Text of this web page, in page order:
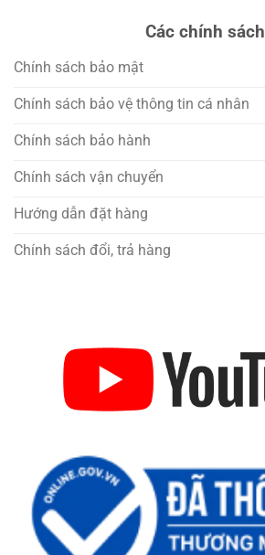
Các chính sách
Chính sách bảo mật
Chính sách bảo vệ thông tin cá nhân
Chính sách bảo hành
Chính sách vận chuyển
Hướng dẫn đặt hàng
Chính sách đổi, trả hàng